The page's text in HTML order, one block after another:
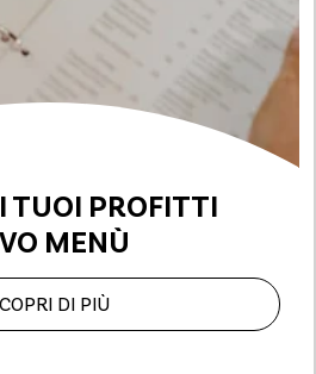
TUOI PROFITTI
MENÙ
DI PIÙ